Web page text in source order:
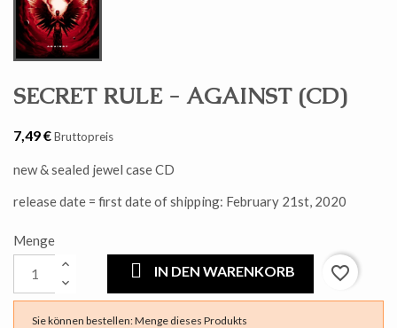
SECRET RULE - AGAINST (CD)
7,49 €Bruttopreis
new & sealed jewel case CD
release date = first date of shipping: February 21st, 2020
Menge
IN DEN WARENKORB favorite_border
Sie können bestellen: Menge dieses Produkts